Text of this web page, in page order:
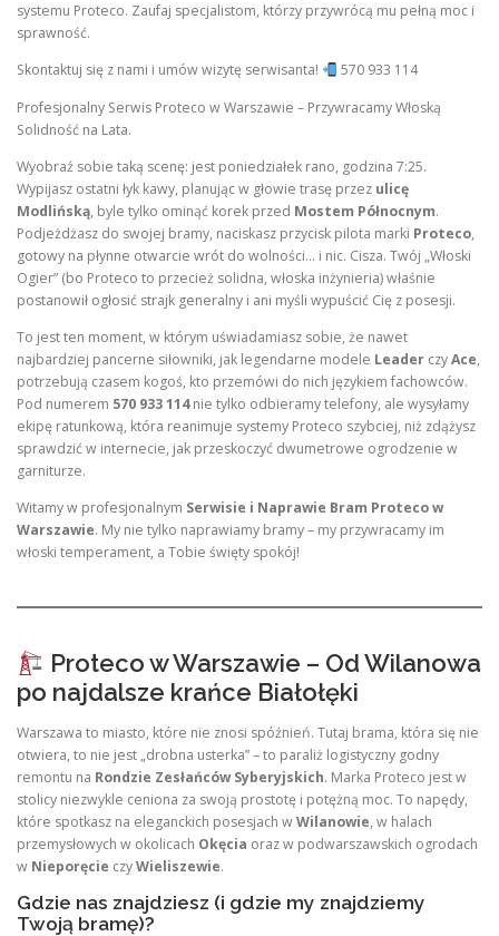
systemu Proteco. Zaufaj specjalistom, którzy przywrócą mu pełną moc i
sprawność.
Skontaktuj się z nami i umów wizytę serwisanta!
570 933 114
Profesjonalny Serwis Proteco w Warszawie – Przywracamy Włoską
Solidność na Lata.
Wyobraź sobie taką scenę: jest poniedziałek rano, godzina 7:25.
Wypijasz ostatni łyk kawy, planując w głowie trasę przez ulicę
Modlińską, byle tylko ominąć korek przed Mostem Północnym.
Podjeżdżasz do swojej bramy, naciskasz przycisk pilota marki Proteco,
gotowy na płynne otwarcie wrót do wolności… i nic. Cisza. Twój „Włoski
Ogier” (bo Proteco to przecież solidna, włoska inżynieria) właśnie
postanowił ogłosić strajk generalny i ani myśli wypuścić Cię z posesji.
To jest ten moment, w którym uświadamiasz sobie, że nawet
najbardziej pancerne siłowniki, jak legendarne modele Leader czyAce,
potrzebują czasem kogoś, kto przemówi do nich językiem fachowców.
Pod numerem 570 933 114nie tylko odbieramy telefony, ale wysyłamy
ekipę ratunkową, która reanimuje systemy Proteco szybciej, niż zdążysz
sprawdzić w internecie, jak przeskoczyć dwumetrowe ogrodzenie w
garniturze.
Witamy w profesjonalnym Serwisie i Naprawie Bram Proteco w
Warszawie. My nie tylko naprawiamy bramy – my przywracamy im
włoski temperament, a Tobie święty spokój!
Proteco w Warszawie – Od Wilanowa
po najdalsze krańce Białołęki
Warszawa to miasto, które nie znosi spóźnień. Tutaj brama, która się nie
otwiera, to nie jest „drobna usterka” – to paraliż logistyczny godny
remontu na Rondzie Zesłańców Syberyjskich. Marka Proteco jest w
stolicy niezwykle ceniona za swoją prostotę i potężną moc. To napędy,
które spotkasz na eleganckich posesjach wWilanowie, w halach
przemysłowych w okolicach Okęcia oraz w podwarszawskich ogrodach
w Nieporęcie czyWieliszewie.
Gdzie nas znajdziesz (i gdzie my znajdziemy
Twoją bramę)?